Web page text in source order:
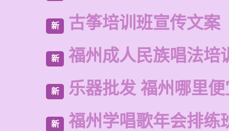
新 古筝培训班宣传文案
新 福州成人民族唱法培
新 乐器批发 福州哪里
新 福州学唱歌年会排练